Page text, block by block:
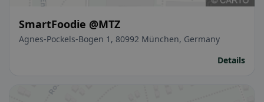
SmartFoodie @MTZ
Agnes-Pockels-Bogen 1, 80992 München, Germany
Details